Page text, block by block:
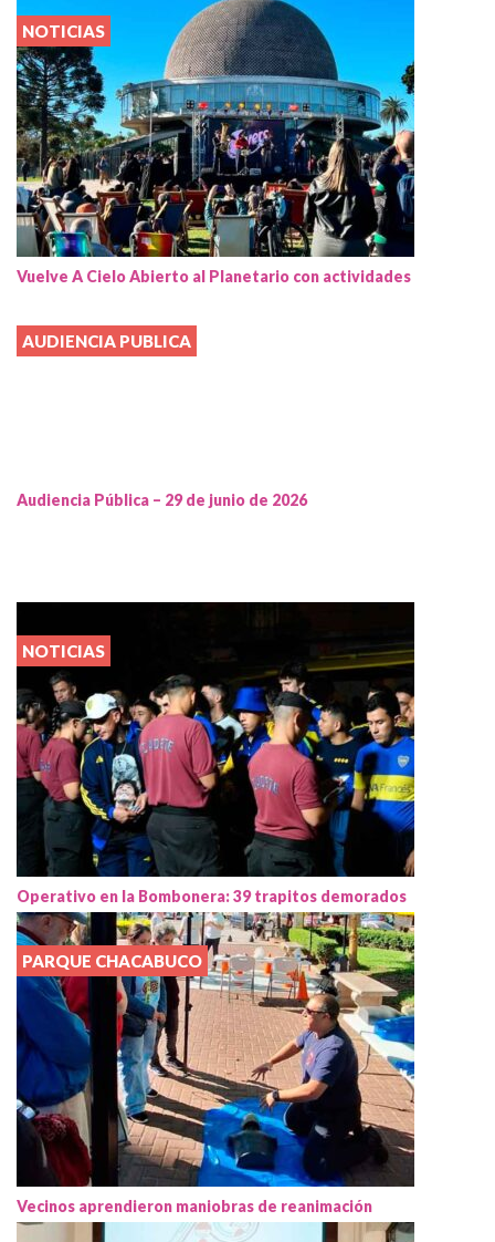
NOTICIAS
Vuelve A Cielo Abierto al Planetario con actividades
AUDIENCIA PUBLICA
Audiencia Pública – 29 de junio de 2026
NOTICIAS
Operativo en la Bombonera: 39 trapitos demorados
PARQUE CHACABUCO
Vecinos aprendieron maniobras de reanimación